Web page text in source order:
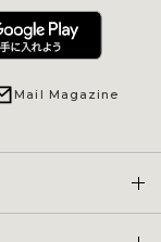
Mail Magazine